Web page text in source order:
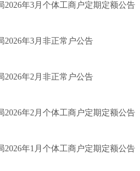
2026年3月个体工商户定期定额公告
2026年3月非正常户公告
2026年2月非正常户公告
2026年2月个体工商户定期定额公告
2026年1月个体工商户定期定额公告